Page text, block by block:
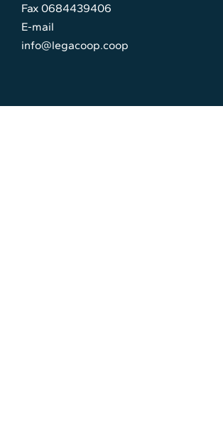
Fax 0684439406
E-mail
info@legacoop.coop